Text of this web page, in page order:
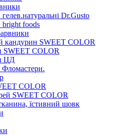
Dr.Gusto
foods
кандурин SWEET COLOR
SWEET COLOR
ЦД
COLOR
SWEET COLOR
їстивний шовк